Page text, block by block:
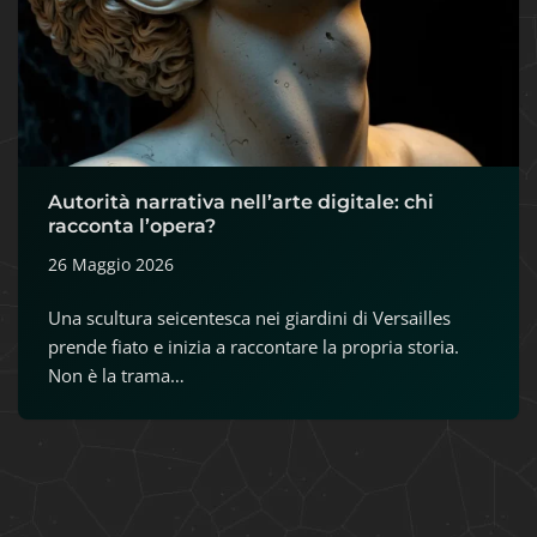
Autorità narrativa nell’arte digitale: chi
racconta l’opera?
26 Maggio 2026
Una scultura seicentesca nei giardini di Versailles
prende fiato e inizia a raccontare la propria storia.
Non è la trama…